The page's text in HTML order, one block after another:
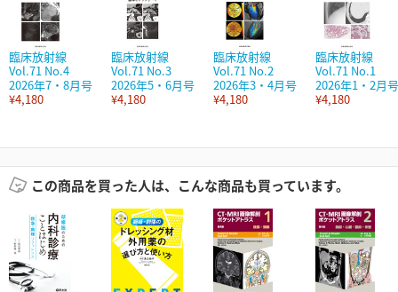
臨床放射線
Vol.71 No.4
2026年7・8月号
¥4,180
臨床放射線
Vol.71 No.3
2026年5・6月号
¥4,180
臨床放射線
Vol.71 No.2
2026年3・4月号
¥4,180
臨床放射線
Vol.71 No.1
2026年1・2月号
¥4,180
この商品を買った人は、こんな商品も買っています。